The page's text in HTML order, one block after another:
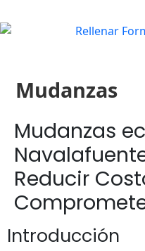
Mudanzas
Mudanzas
Reducir
Introducción